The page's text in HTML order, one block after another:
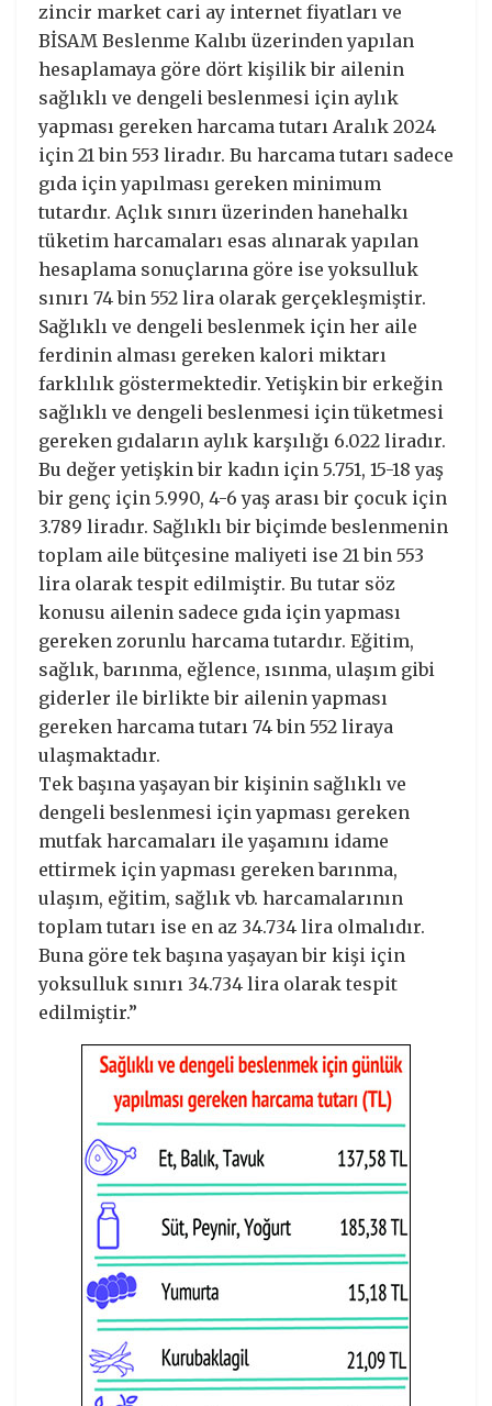
zincir market cari ay internet fiyatları ve
BİSAM Beslenme Kalıbı üzerinden yapılan
hesaplamaya göre dört kişilik bir ailenin
sağlıklı ve dengeli beslenmesi için aylık
yapması gereken harcama tutarı Aralık 2024
için 21 bin 553 liradır. Bu harcama tutarı sadece
gıda için yapılması gereken minimum
tutardır. Açlık sınırı üzerinden hanehalkı
tüketim harcamaları esas alınarak yapılan
hesaplama sonuçlarına göre ise yoksulluk
sınırı 74 bin 552 lira olarak gerçekleşmiştir.
Sağlıklı ve dengeli beslenmek için her aile
ferdinin alması gereken kalori miktarı
farklılık göstermektedir. Yetişkin bir erkeğin
sağlıklı ve dengeli beslenmesi için tüketmesi
gereken gıdaların aylık karşılığı 6.022 liradır.
Bu değer yetişkin bir kadın için 5.751, 15-18 yaş
bir genç için 5.990, 4-6 yaş arası bir çocuk için
3.789 liradır. Sağlıklı bir biçimde beslenmenin
toplam aile bütçesine maliyeti ise 21 bin 553
lira olarak tespit edilmiştir. Bu tutar söz
konusu ailenin sadece gıda için yapması
gereken zorunlu harcama tutardır. Eğitim,
sağlık, barınma, eğlence, ısınma, ulaşım gibi
giderler ile birlikte bir ailenin yapması
gereken harcama tutarı 74 bin 552 liraya
ulaşmaktadır.
Tek başına yaşayan bir kişinin sağlıklı ve
dengeli beslenmesi için yapması gereken
mutfak harcamaları ile yaşamını idame
ettirmek için yapması gereken barınma,
ulaşım, eğitim, sağlık vb. harcamalarının
toplam tutarı ise en az 34.734 lira olmalıdır.
Buna göre tek başına yaşayan bir kişi için
yoksulluk sınırı 34.734 lira olarak tespit
edilmiştir.”